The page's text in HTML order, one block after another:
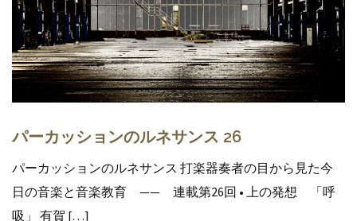
パーカッションのルネサンス 26
パーカッションのルネサンス 打楽器奏者の目から見た今
日の音楽と音楽教育 —— 連載第26回 • 上の発想 「呼
吸」 有賀 […]